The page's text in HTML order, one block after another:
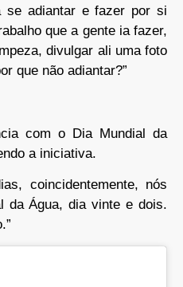
se adiantar e fazer por si
que a gente ia fazer,
divulgar ali uma foto
que não adiantar?”
com o Dia Mundial da
a iniciativa.
coincidentemente, nós
da Água, dia vinte e dois.